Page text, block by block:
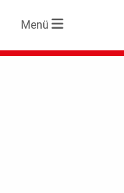
Menü